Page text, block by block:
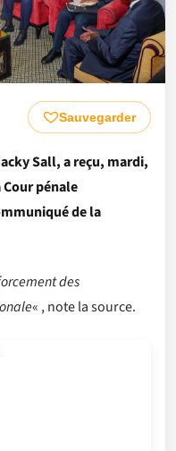
Sauvegarder
Sall, a reçu, mardi,
pénale
de la
des
« , note la source.